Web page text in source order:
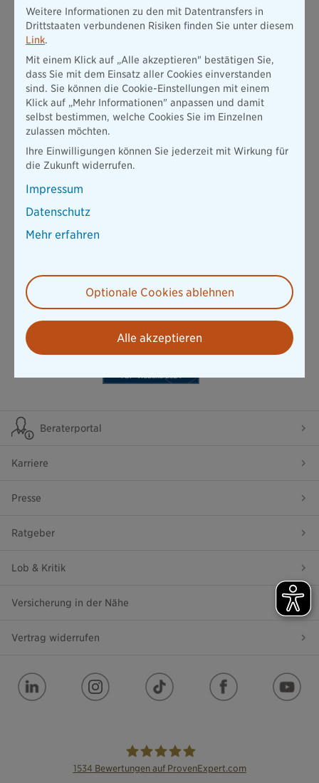
Registrierungsnummer
D-FBXS-LE7YB-11
Beteiligungen an bzw. von Versicherungsunternehmen
die Bayerische Online-Versicherungsagentur und -Marketing
GmbH hält keine Beteiligungen an Stimmrechten oder dem
Kapital von Versicherungsunternehmen.
Es besteht eine mittelbare Beteiligung von über 10% an den
Stimmrechten bzw. am Kapital der die Bayerische Online-
Versicherungsagentur und -Marketing GmbH durch die BY die
Bayerische Vorsorge Lebensversicherung a.G.
Schlichtungsstellen für außergerichtliche Streitbeilegung
Postfach 08 06 32, 10006 Berlin
Ombudsmann private Kranken- und Pflegeversicherung
Postfach 06 02 22, 10052 Berlin
Beraterportal
Karriere
Presse
Ratgeber
Lob & Kritik
Versicherung in der Nähe
Vertrag widerrufen
1534 Bewertungen auf ProvenExpert.com
Weitere Informationen zu den mit Datentransfers in
Drittstaaten verbundenen Risiken finden Sie unter diesem
Link.
Mit einem Klick auf „Alle akzeptieren" bestätigen Sie,
dass Sie mit dem Einsatz aller Cookies einverstanden
sind. Sie können die Cookie-Einstellungen mit einem
Klick auf „Mehr Informationen" anpassen und damit
selbst bestimmen, welche Cookies Sie im Einzelnen
zulassen möchten.
Ihre Einwilligungen können Sie jederzeit mit Wirkung für
die Zukunft widerrufen.
Impressum
Datenschutz
Mehr erfahren
Optionale Cookies ablehnen
Alle akzeptieren